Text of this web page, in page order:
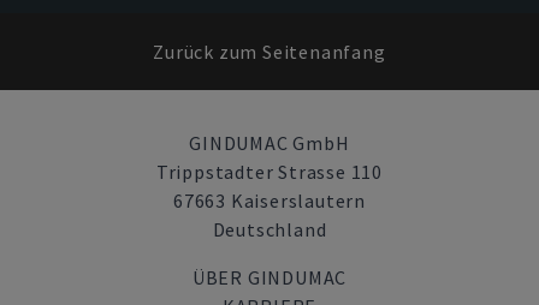
Zurück zum Seitenanfang
GINDUMAC GmbH
Trippstadter Strasse 110
67663 Kaiserslautern
Deutschland
ÜBER GINDUMAC